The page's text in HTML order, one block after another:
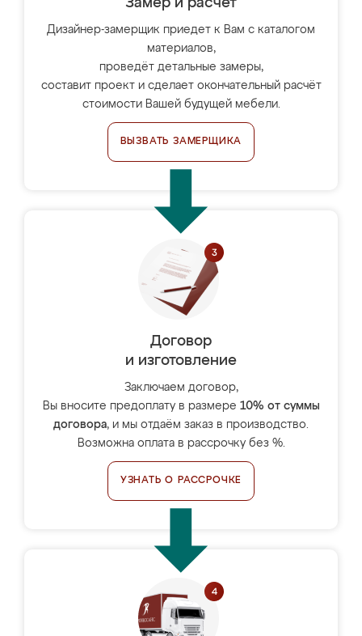
Замер и расчет
Дизайнер-замерщик приедет к Вам с каталогом
материалов,
проведёт детальные замеры,
составит проект и сделает окончательный расчёт
стоимости Вашей будущей мебели.
ВЫЗВАТЬ ЗАМЕРЩИКА
Договор
и изготовление
Заключаем договор,
Вы вносите предоплату в размере 10% от суммы
договора, и мы отдаём заказ в производство.
Возможна оплата в рассрочку без %.
УЗНАТЬ О РАССРОЧКЕ